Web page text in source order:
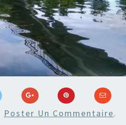
Poster Un Commentaire.